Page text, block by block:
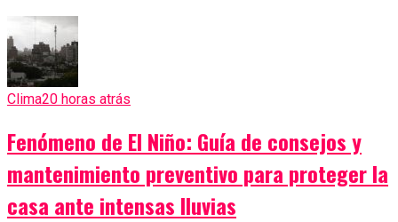
Clima20 horas atrás
Fenómeno de El Niño: Guía de consejos y
mantenimiento preventivo para proteger la
casa ante intensas lluvias